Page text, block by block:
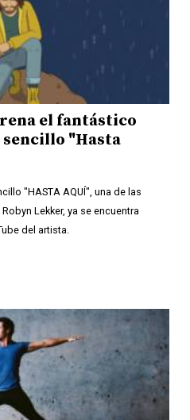
el fantástico
"Hasta
"HASTA AQUÍ", una de las
Lekker, ya se encuentra
del artista.